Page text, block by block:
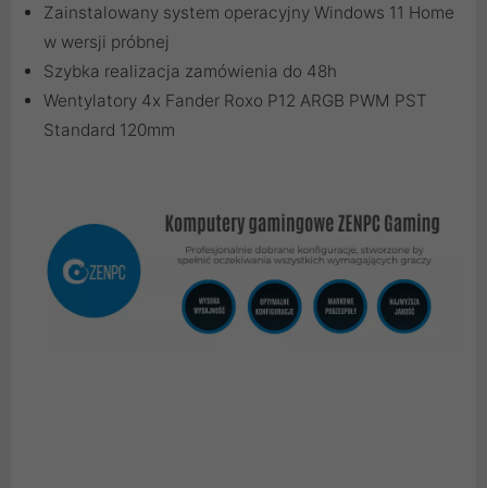
Zainstalowany system operacyjny Windows 11 Home
w wersji próbnej
Szybka realizacja zamówienia do 48h
Wentylatory 4x Fander Roxo P12 ARGB PWM PST
Standard 120mm